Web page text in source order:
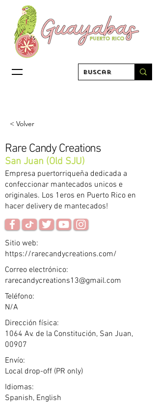
< Volver
Rare Candy Creations
San Juan (Old SJU)
Empresa puertorriqueña dedicada a
confeccionar mantecados unicos e
originales. Los 1eros en Puerto Rico en
hacer delivery de mantecados!
Sitio web:
https://rarecandycreations.com/
Correo electrónico:
rarecandycreations13@gmail.com
Teléfono:
N/A
Dirección física:
1064 Av. de la Constitución, San Juan,
00907
Envío:
Local drop-off (PR only)
Idiomas:
Spanish, English